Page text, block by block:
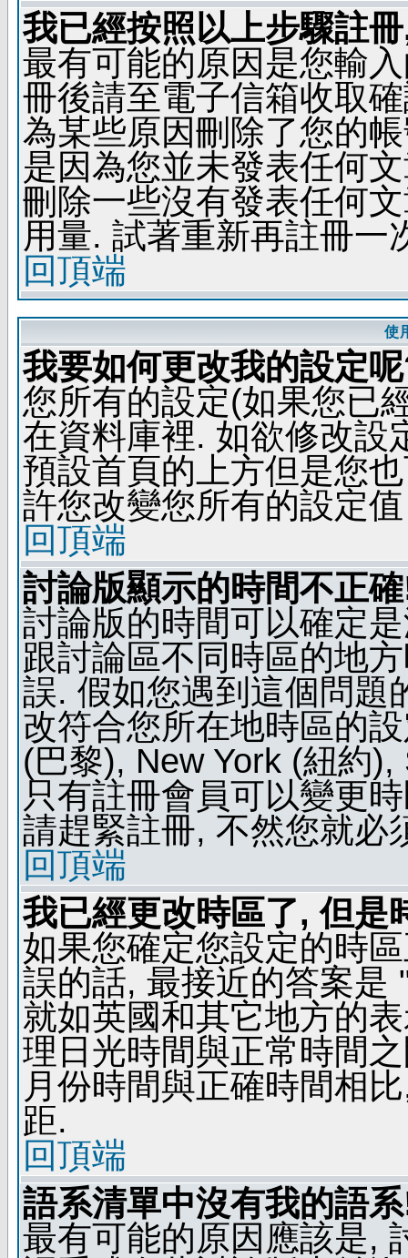
我已經按照以上步驟註
最有可能的原因是您輸
冊後請至電子信箱收取
為某些原因刪除了您的
是因為您並未發表任何
刪除一些沒有發表任何
用量. 試著重新再註冊一
回頂端
使
我要如何更改我的設定
您所有的設定(如果您已
在資料庫裡. 如欲修改設
預設首頁的上方但是您
許您改變您所有的設定值
回頂端
討論版顯示的時間不正
討論版的時間可以確定
跟討論區不同時區的地
誤. 假如您遇到這個問題
改符合您所在地時區的
(巴黎), New York (紐約
只有註冊會員可以變更
請趕緊註冊, 不然您就必
回頂端
我已經更改時區了, 但是
如果您確定您設定的時
誤的話, 最接近的答案是
就如英國和其它地方的
理日光時間與正常時間
月份時間與正確時間相
距.
回頂端
語系清單中沒有我的語
最有可能的原因應該是,